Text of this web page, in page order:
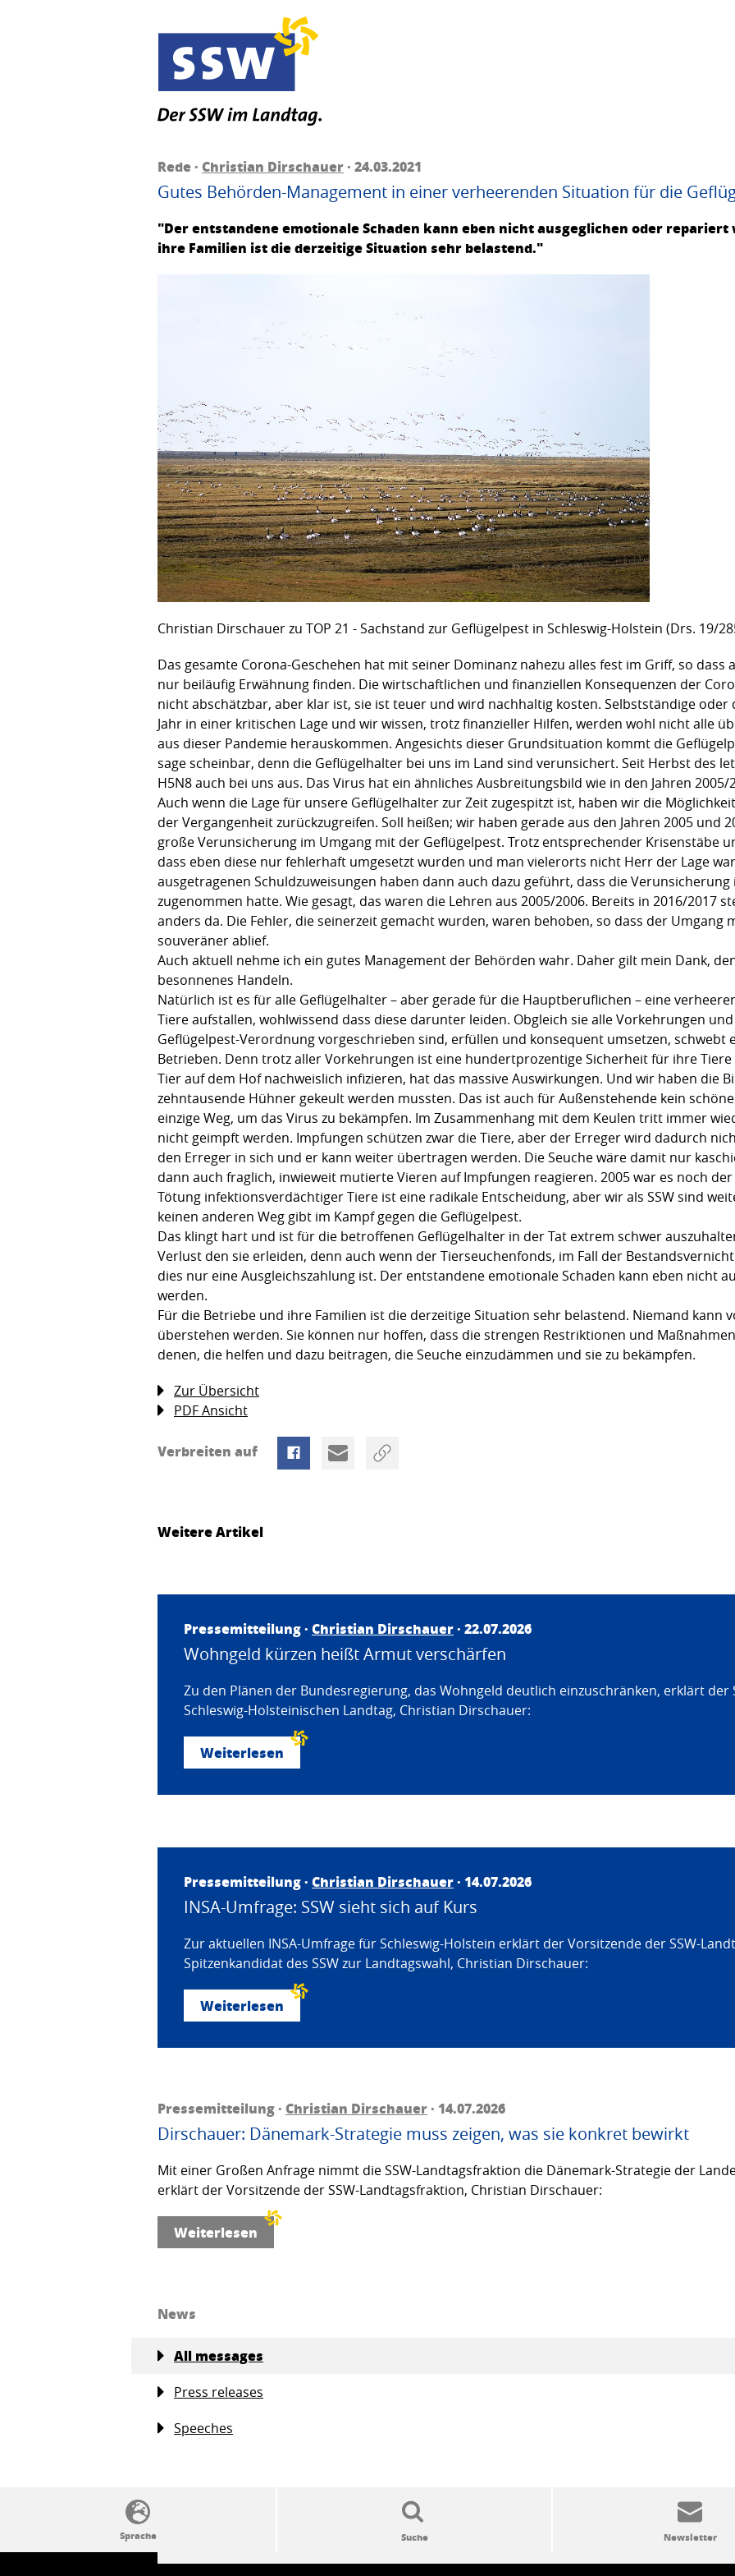
Rede · Christian Dirschauer· 24.03.2021
Gutes Behörden-Management in einer verheerenden Situation für die
"Der entstandene emotionale Schaden kann eben nicht ausgeglichen oder repariert
ihre Familien ist die derzeitige Situation sehr belastend."
Christian Dirschauer zu TOP 21 - Sachstand zur Geflügelpest in Schleswig-Holstein (Drs. 19/
Das gesamte Corona-Geschehen hat mit seiner Dominanz nahezu alles fest im Griff, so
nur beiläufig Erwähnung finden. Die wirtschaftlichen und finanziellen Konsequenzen der
nicht abschätzbar, aber klar ist, sie ist teuer und wird nachhaltig kosten. Selbstständige oder
Jahr in einer kritischen Lage und wir wissen, trotz finanzieller Hilfen, werden wohl nicht alle
aus dieser Pandemie herauskommen. Angesichts dieser Grundsituation kommt die
sage scheinbar, denn die Geflügelhalter bei uns im Land sind verunsichert. Seit Herbst des
H5N8 auch bei uns aus. Das Virus hat ein ähnliches Ausbreitungsbild wie in den Jahren 2005/
Auch wenn die Lage für unsere Geflügelhalter zur Zeit zugespitzt ist, haben wir die
der Vergangenheit zurückzugreifen. Soll heißen; wir haben gerade aus den Jahren 2005 und
große Verunsicherung im Umgang mit der Geflügelpest. Trotz entsprechender Krisenstäbe
dass eben diese nur fehlerhaft umgesetzt wurden und man vielerorts nicht Herr der Lage
ausgetragenen Schuldzuweisungen haben dann auch dazu geführt, dass die
zugenommen hatte. Wie gesagt, das waren die Lehren aus 2005/2006. Bereits in 2016/2017
anders da. Die Fehler, die seinerzeit gemacht wurden, waren behoben, so dass der Umgang
souveräner ablief.
Auch aktuell nehme ich ein gutes Management der Behörden wahr. Daher gilt mein Dank,
besonnenes Handeln.
Natürlich ist es für alle Geflügelhalter – aber gerade für die Hauptberuflichen – eine
Tiere aufstallen, wohlwissend dass diese darunter leiden. Obgleich sie alle Vorkehrungen
Geflügelpest-Verordnung vorgeschrieben sind, erfüllen und konsequent umsetzen, schwebt
Betrieben. Denn trotz aller Vorkehrungen ist eine hundertprozentige Sicherheit für ihre
Tier auf dem Hof nachweislich infizieren, hat das massive Auswirkungen. Und wir haben die
zehntausende Hühner gekeult werden mussten. Das ist auch für Außenstehende kein
einzige Weg, um das Virus zu bekämpfen. Im Zusammenhang mit dem Keulen tritt immer
nicht geimpft werden. Impfungen schützen zwar die Tiere, aber der Erreger wird dadurch
den Erreger in sich und er kann weiter übertragen werden. Die Seuche wäre damit nur
dann auch fraglich, inwieweit mutierte Vieren auf Impfungen reagieren. 2005 war es noch
Tötung infektionsverdächtiger Tiere ist eine radikale Entscheidung, aber wir als SSW sind
keinen anderen Weg gibt im Kampf gegen die Geflügelpest.
Das klingt hart und ist für die betroffenen Geflügelhalter in der Tat extrem schwer
Verlust den sie erleiden, denn auch wenn der Tierseuchenfonds, im Fall der
dies nur eine Ausgleichszahlung ist. Der entstandene emotionale Schaden kann eben nicht
werden.
Für die Betriebe und ihre Familien ist die derzeitige Situation sehr belastend. Niemand kann
überstehen werden. Sie können nur hoffen, dass die strengen Restriktionen und
denen, die helfen und dazu beitragen, die Seuche einzudämmen und sie zu bekämpfen.
Zur Übersicht
PDF Ansicht
Verbreiten auf
Weitere Artikel
Pressemitteilung · Christian Dirschauer· 22.07.2026
Wohngeld kürzen heißt Armut verschärfen
Zu den Plänen der Bundesregierung, das Wohngeld deutlich einzuschränken, erklärt der
Schleswig-Holsteinischen Landtag, Christian Dirschauer:
Weiterlesen
Pressemitteilung · Christian Dirschauer· 14.07.2026
INSA-Umfrage: SSW sieht sich auf Kurs
Zur aktuellen INSA-Umfrage für Schleswig-Holstein erklärt der Vorsitzende der SSW-
Spitzenkandidat des SSW zur Landtagswahl, Christian Dirschauer:
Weiterlesen
Pressemitteilung · Christian Dirschauer· 14.07.2026
Dirschauer: Dänemark-Strategie muss zeigen, was sie konkret bewirkt
Mit einer Großen Anfrage nimmt die SSW-Landtagsfraktion die Dänemark-Strategie der
erklärt der Vorsitzende der SSW-Landtagsfraktion, Christian Dirschauer:
Weiterlesen
News
All messages
Press releases
Speeches